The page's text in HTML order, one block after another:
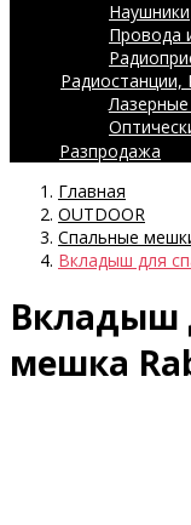
Наушники
Провода
Радиостанции,
Разпродажа
Главная
OUTDOOR
Спальные
Вкладыш для
Вкладыш
мешка